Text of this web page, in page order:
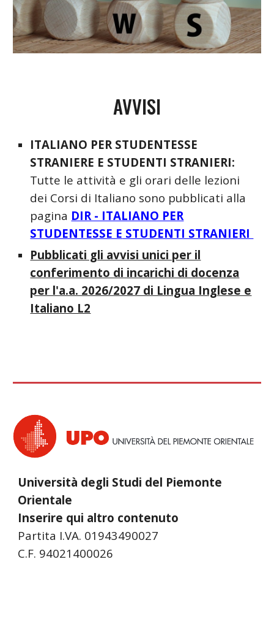
AVVISI
ITALIANO PER STUDENTESSE
STRANIERE E STUDENTI STRANIERI:
Tutte le attività e gli orari delle lezioni
dei Corsi di Italiano sono pubblicati alla
pagina DIR - ITALIANO PER
STUDENTESSE E STUDENTI STRANIERI
Pubblicati gli avvisi unici per il
conferimento di incarichi di docenza
per l'a.a. 2026/2027 di Lingua Inglese e
Italiano L2
Università degli Studi del Piemonte
Orientale
Inserire qui altro contenuto
Partita I.VA. 01943490027
C.F. 94021400026